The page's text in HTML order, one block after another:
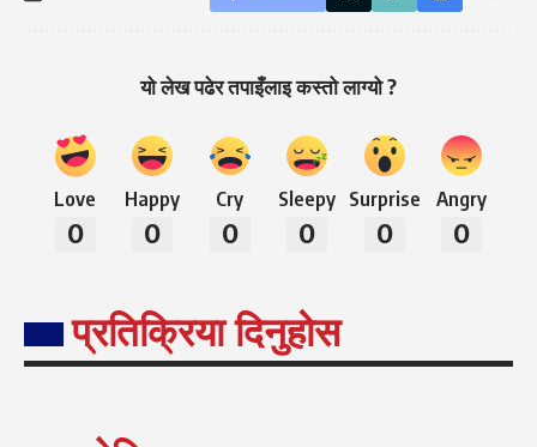
यो लेख पढेर तपाइँलाइ कस्तो लाग्यो ?
Love
0
Happy
0
Cry
0
Sleepy
0
Surprise
0
Angry
0
प्रतिक्रिया दिनुहोस